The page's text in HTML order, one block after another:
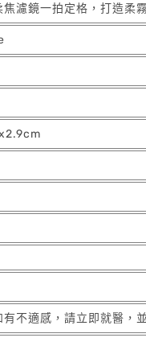
焦濾鏡一拍定格，打造柔
有不適感，請立即就醫，